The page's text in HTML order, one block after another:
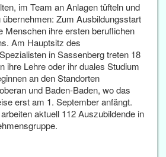
im Team an Anlagen tüfteln und
Zum Ausbildungsstart
Menschen ihre ersten beruflichen
Am Hauptsitz des
in Sassenberg treten 18
ihre Lehre oder ihr duales Studium
an den Standorten
und Baden-Baden, wo das
erst am 1. September anfängt.
aktuell 112 Auszubildende in